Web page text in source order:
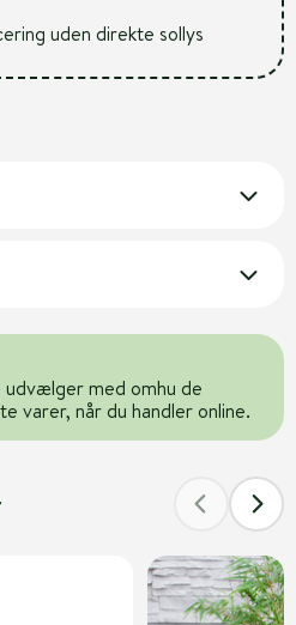
uden direkte sollys
med omhu de
varer, når du handler online.